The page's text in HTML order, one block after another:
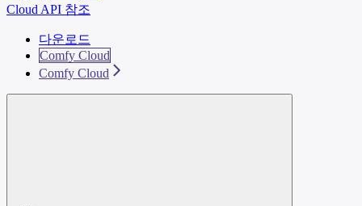
Cloud API 참조
다운로드
Comfy Cloud
Comfy Cloud